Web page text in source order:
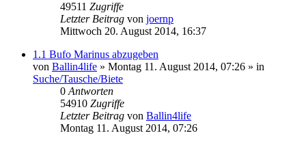
49511 Zugriffe
Letzter Beitrag von joernp
Mittwoch 20. August 2014, 16:37
1.1 Bufo Marinus abzugeben
von Ballin4life » Montag 11. August 2014, 07:26 » in
Suche/Tausche/Biete
0 Antworten
54910 Zugriffe
Letzter Beitrag von Ballin4life
Montag 11. August 2014, 07:26